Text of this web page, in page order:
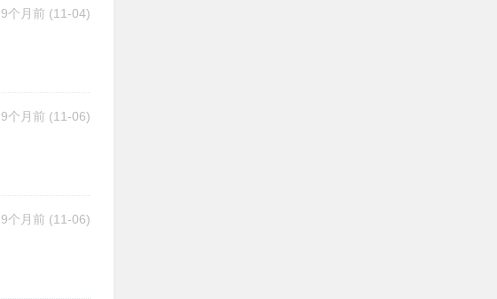
9个月前 (11-04)
9个月前 (11-06)
9个月前 (11-06)